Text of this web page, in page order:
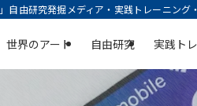
由研究発掘メディア・実践トレーニング
世界のアート 自由研究 実践ト